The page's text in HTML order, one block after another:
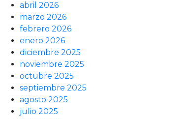
abril 2026
marzo 2026
febrero 2026
enero 2026
diciembre 2025
noviembre 2025
octubre 2025
septiembre 2025
agosto 2025
julio 2025